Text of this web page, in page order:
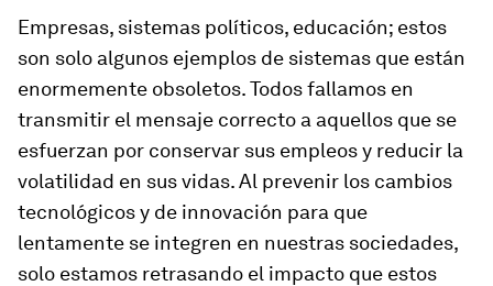
Empresas, sistemas políticos, educación; estos
son solo algunos ejemplos de sistemas que están
enormemente obsoletos. Todos fallamos en
transmitir el mensaje correcto a aquellos que se
esfuerzan por conservar sus empleos y reducir la
volatilidad en sus vidas. Al prevenir los cambios
tecnológicos y de innovación para que
lentamente se integren en nuestras sociedades,
solo estamos retrasando el impacto que estos